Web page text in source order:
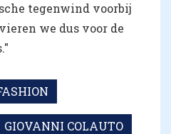
tegenwind voorbij
we dus voor de
GIOVANNI COLAUTO